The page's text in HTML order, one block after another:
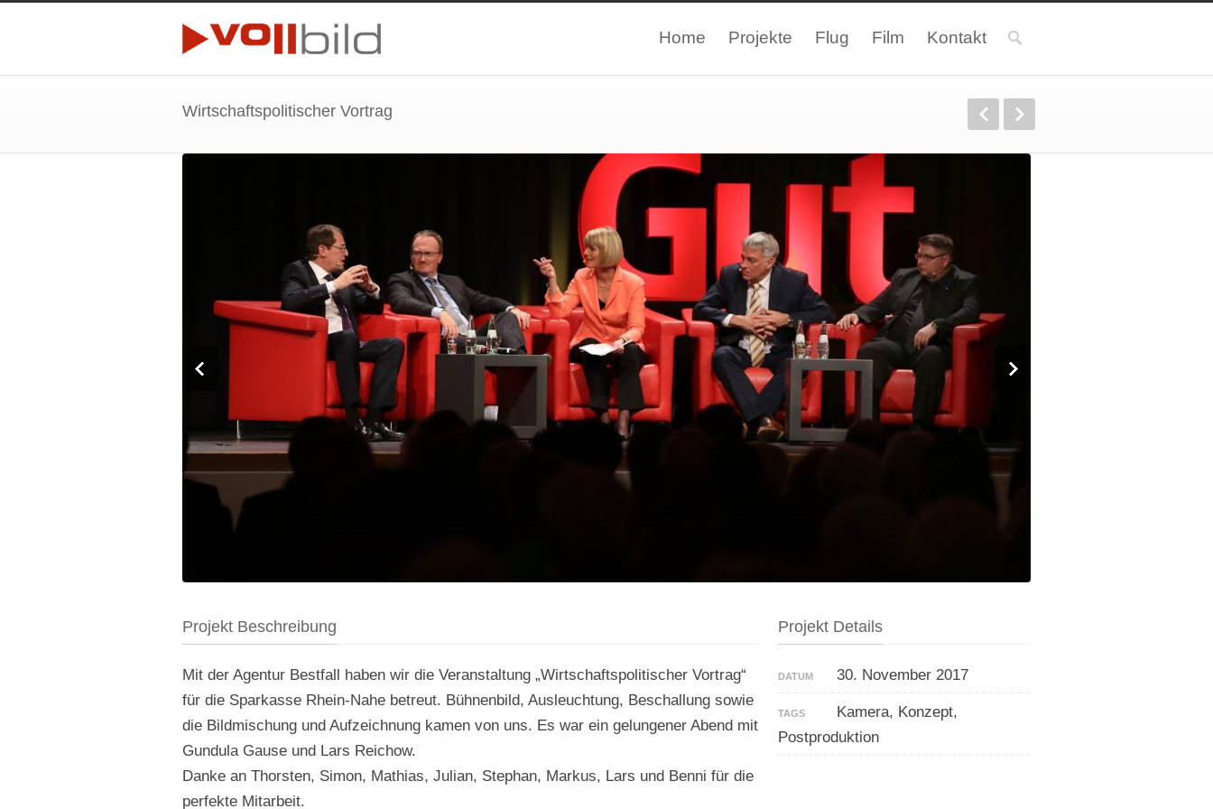
Home Projekte Flug Film Kontakt
Wirtschaftspolitischer Vortrag
Projekt Beschreibung
Mit der Agentur Bestfall haben wir die Veranstaltung „Wirtschaftspolitischer Vortrag“
für die Sparkasse Rhein-Nahe betreut. Bühnenbild, Ausleuchtung, Beschallung sowie
die Bildmischung und Aufzeichnung kamen von uns. Es war ein gelungener Abend mit
Gundula Gause und Lars Reichow.
Danke an Thorsten, Simon, Mathias, Julian, Stephan, Markus, Lars und Benni für die
perfekte Mitarbeit.
Projekt Details
DATUM 30. November 2017
TAGS
Kamera, Konzept,
Postproduktion